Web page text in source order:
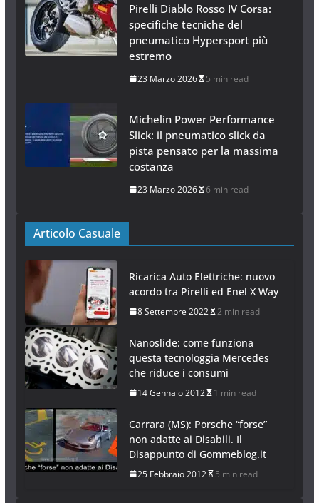
Pirelli Diablo Rosso IV Corsa:
specifiche tecniche del
pneumatico Hypersport più
estremo
23 Marzo 2026 5 min read
Michelin Power Performance
Slick: il pneumatico slick da
pista pensato per la massima
costanza
23 Marzo 2026 6 min read
Articolo Casuale
Ricarica Auto Elettriche: nuovo
acordo tra Pirelli ed Enel X Way
8 Settembre 2022 2 min read
Nanoslide: come funziona
questa tecnologgia Mercedes
che riduce i consumi
14 Gennaio 2012 1 min read
Carrara (MS): Porsche “forse”
non adatte ai Disabili. Il
Disappunto di Gommeblog.it
25 Febbraio 2012 5 min read